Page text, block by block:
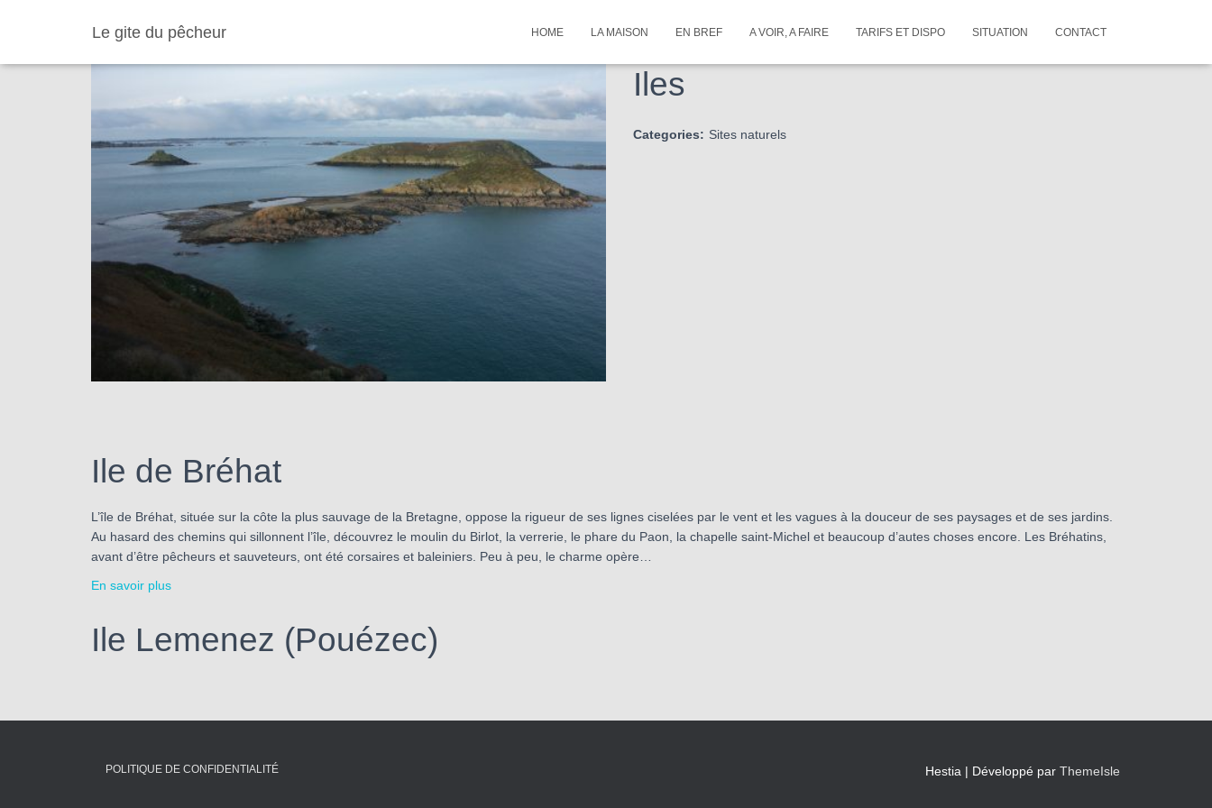
Le gite du pêcheur HOME LA MAISON EN BREF A VOIR, A FAIRE TARIFS ET DISPO SITUATION CONTACT
Iles
Categories: Sites naturels
Ile de Bréhat
L’île de Bréhat, située sur la côte la plus sauvage de la Bretagne, oppose la rigueur de ses lignes ciselées par le vent et les vagues à la douceur de ses paysages et de ses jardins.
Au hasard des chemins qui sillonnent l’île, découvrez le moulin du Birlot, la verrerie, le phare du Paon, la chapelle saint-Michel et beaucoup d’autes choses encore. Les Bréhatins,
avant d’être pêcheurs et sauveteurs, ont été corsaires et baleiniers. Peu à peu, le charme opère…
En savoir plus
Ile Lemenez (Pouézec)
POLITIQUE DE CONFIDENTIALITÉ Hestia | Développé par ThemeIsle